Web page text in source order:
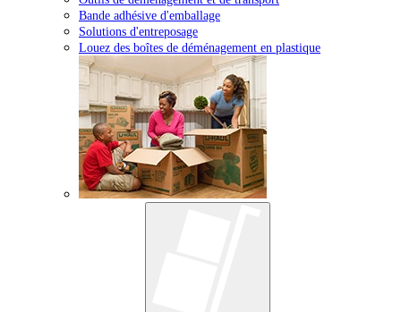
Bande adhésive d'emballage
Solutions d'entreposage
Louez des boîtes de déménagement en plastique